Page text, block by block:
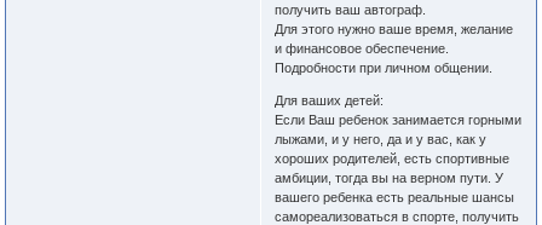
получить ваш автограф.
Для этого нужно ваше время, желание
и финансовое обеспечение.
Подробности при личном общении.
Для ваших детей:
Если Ваш ребенок занимается горными
лыжами, и у него, да и у вас, как у
хороших родителей, есть спортивные
амбиции, тогда вы на верном пути. У
вашего ребенка есть реальные шансы
самореализоваться в спорте, получить